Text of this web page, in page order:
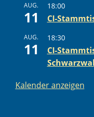
AUG.
11
18:00
CI-
AUG.
11
18:30
CI-
Kalender anzeigen